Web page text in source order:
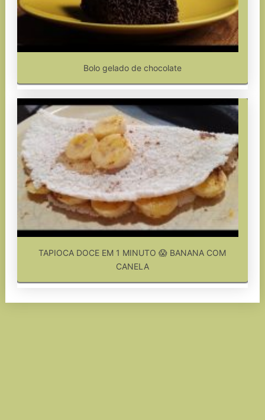
Bolo gelado de chocolate
TAPIOCA DOCE EM 1 MINUTO 😱 BANANA COM
CANELA